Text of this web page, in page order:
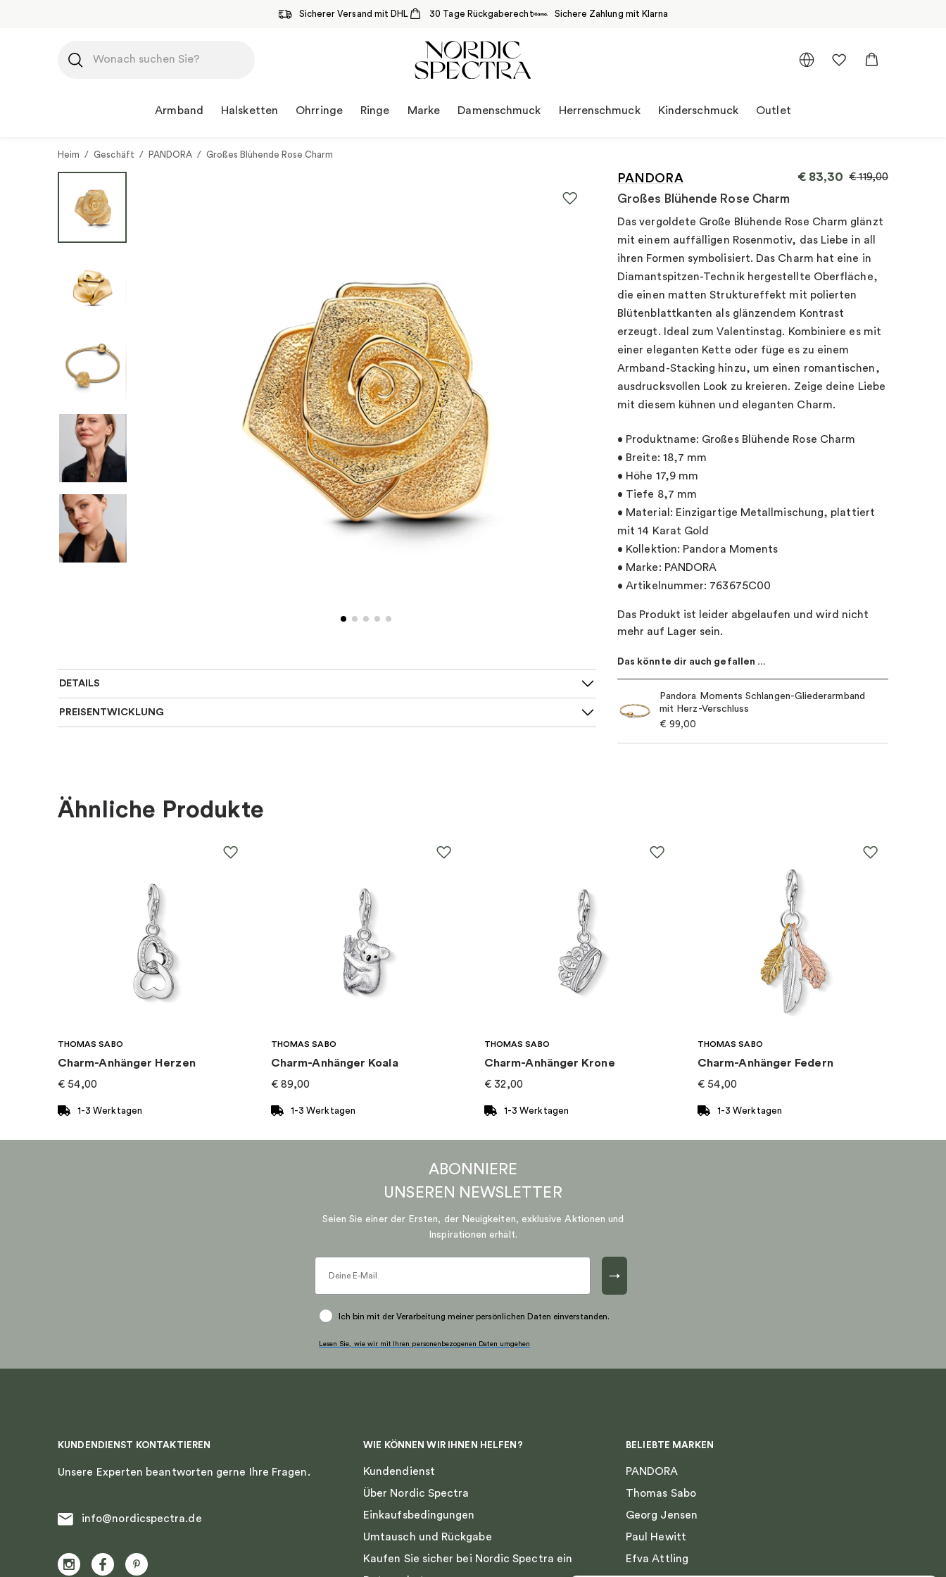
Sicherer Versand mit DHL 30 Tage Rückgaberecht Sichere Zahlung mit Klarna
Inhalt
springen
Armband Halsketten Ohrringe Ringe Marke Damenschmuck Herrenschmuck Kinderschmuck Outlet
Heim / Geschäft / PANDORA / Großes Blühende Rose Charm
PANDORA
Großes Blühende Rose Charm
€83,30 €119,00
Das vergoldete Große Blühende Rose Charm glänzt
mit einem auffälligen Rosenmotiv, das Liebe in all
ihren Formen symbolisiert. Das Charm hat eine in
Diamantspitzen-Technik hergestellte Oberfläche,
die einen matten Struktureffekt mit polierten
Blütenblattkanten als glänzendem Kontrast
erzeugt. Ideal zum Valentinstag. Kombiniere es mit
einer eleganten Kette oder füge es zu einem
Armband-Stacking hinzu, um einen romantischen,
ausdrucksvollen Look zu kreieren. Zeige deine Liebe
mit diesem kühnen und eleganten Charm.
• Produktname: Großes Blühende Rose Charm
• Breite: 18,7 mm
• Höhe 17,9 mm
• Tiefe 8,7 mm
• Material: Einzigartige Metallmischung, plattiert
mit 14 Karat Gold
• Kollektion: Pandora Moments
• Marke: PANDORA
• Artikelnummer: 763675C00
Das Produkt ist leider abgelaufen und wird nicht
mehr auf Lager sein.
Das könnte dir auch gefallen …
Pandora Moments Schlangen-Gliederarmband
mit Herz-Verschluss
€ 99,00
DETAILS
Für wen:
Charms
Pandora Moments
PREISENTWICKLUNG
Ähnliche Produkte
THOMAS SABO
Charm-Anhänger Herzen
€ 54,00
1-3 Werktagen
THOMAS SABO
Charm-Anhänger Koala
€ 89,00
1-3 Werktagen
THOMAS SABO
Charm-Anhänger Krone
€ 32,00
1-3 Werktagen
THOMAS SABO
Charm-Anhänger Federn
€ 54,00
1-3 Werktagen
ABONNIERE
UNSEREN NEWSLETTER
Seien Sie einer der Ersten, der Neuigkeiten, exklusive Aktionen und
Inspirationen erhält.
→
Ich bin mit der Verarbeitung meiner persönlichen Daten einverstanden.
Lesen Sie, wie wir mit Ihren personenbezogenen Daten umgehen
KUNDENDIENST KONTAKTIEREN
Unsere Experten beantworten gerne Ihre Fragen.
info@nordicspectra.de
WIE KÖNNEN WIR IHNEN HELFEN?
Kundendienst
Über Nordic Spectra
Einkaufsbedingungen
Umtausch und Rückgabe
Kaufen Sie sicher bei Nordic Spectra ein
BELIEBTE MARKEN
PANDORA
Thomas Sabo
Georg Jensen
Paul Hewitt
Efva Attling